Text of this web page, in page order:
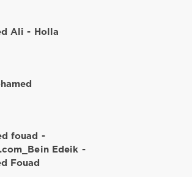
Ali - Holla
fouad -
Edeik -
Fouad